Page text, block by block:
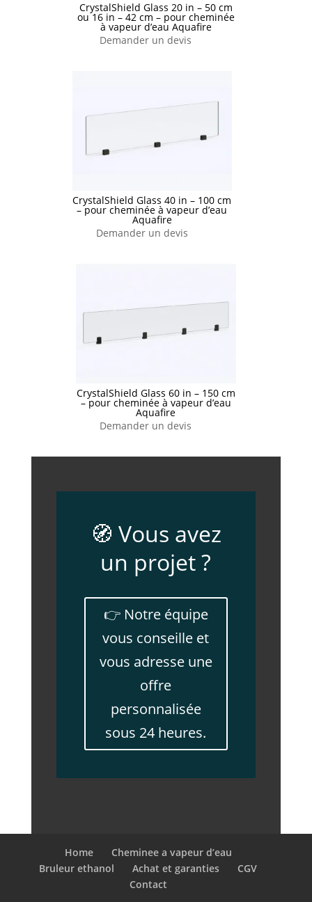
CrystalShield Glass 20 in – 50 cm
ou 16 in – 42 cm – pour cheminée
à vapeur d’eau Aquafire
Demander un devis
CrystalShield Glass 40 in – 100 cm
– pour cheminée à vapeur d’eau
Aquafire
Demander un devis
CrystalShield Glass 60 in – 150 cm
– pour cheminée à vapeur d’eau
Aquafire
Demander un devis
🧭 Vous avez
un projet ?
👉 Notre équipe
vous conseille et
vous adresse une
offre
personnalisée
sous 24 heures.
Home
Cheminee a vapeur d’eau
Bruleur ethanol
Achat et garanties
CGV
Contact